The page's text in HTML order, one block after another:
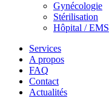
Gynécologie
Stérilisation
Hôpital / EMS
Services
A propos
FAQ
Contact
Actualités